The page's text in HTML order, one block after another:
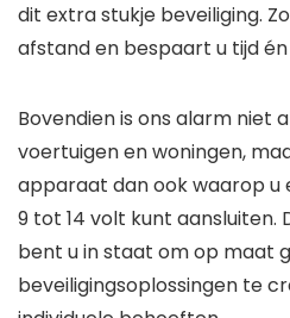
dit extra stukje beveiliging.
afstand en bespaart u tijd
Bovendien is ons alarm niet
voertuigen en woningen,
apparaat dan ook waarop u
9 tot 14 volt kunt aansluiten.
bent u in staat om op maat
beveiligingsoplossingen te